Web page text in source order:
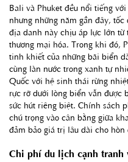
Bali và Phuket đều nổi tiếng
nhưng những năm gần đây,
địa danh này chịu áp lực lớn
thương mại hóa. Trong khi đó,
tinh khiết của những bãi biển
cùng làn nước trong xanh tự
Quốc với hệ sinh thái rừng
rực rỡ dưới lòng biển vẫn được
sức hút riêng biệt. Chính sách
chú trọng vào cân bằng giữa
đảm bảo giá trị lâu dài cho hòn
Chi phí du lịch cạnh tranh